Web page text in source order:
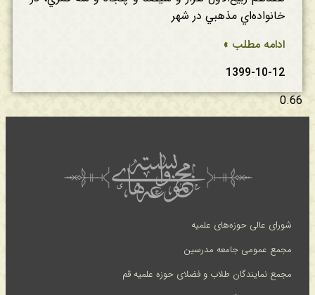
خانواده‌اي‌ مذهبي‌ در شهر
ادامه مطلب »
1399-10-12
شورای عالی حوزه‌های علمیه
مجمع عمومی جامعه مدرسین
مجمع نمایندگان طلاب و فضلای حوزه علمیه قم